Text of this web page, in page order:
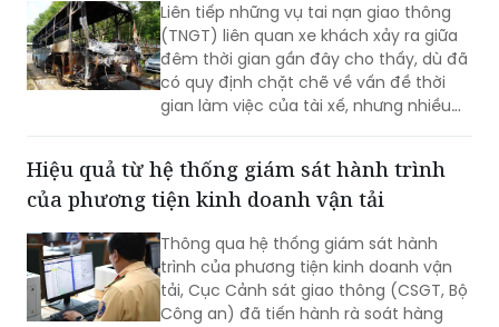
Liên tiếp những vụ tai nạn giao thông
(TNGT) liên quan xe khách xảy ra giữa
đêm thời gian gần đây cho thấy, dù đã
có quy định chặt chẽ về vấn đề thời
gian làm việc của tài xế, nhưng nhiều
thảm khốc.
Hiệu quả từ hệ thống giám sát hành trình
của phương tiện kinh doanh vận tải
Thông qua hệ thống giám sát hành
trình của phương tiện kinh doanh vận
tải, Cục Cảnh sát giao thông (CSGT, Bộ
Công an) đã tiến hành rà soát hàng